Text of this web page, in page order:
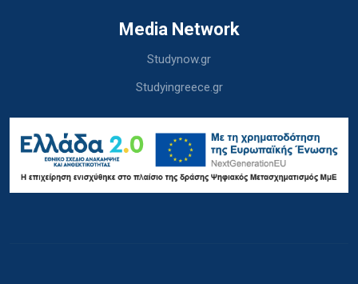
Media Network
Studynow.gr
Studyingreece.gr